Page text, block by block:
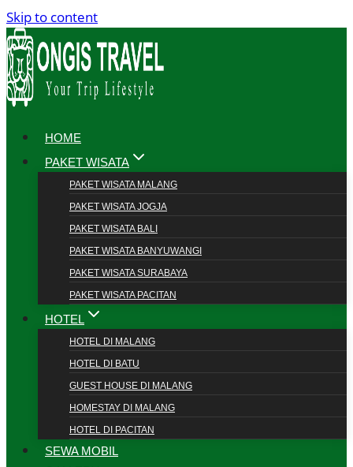
Skip to content
HOME
PAKET WISATA
PAKET WISATA MALANG
PAKET WISATA JOGJA
PAKET WISATA BALI
PAKET WISATA BANYUWANGI
PAKET WISATA SURABAYA
PAKET WISATA PACITAN
HOTEL
HOTEL DI MALANG
HOTEL DI BATU
GUEST HOUSE DI MALANG
HOMESTAY DI MALANG
HOTEL DI PACITAN
SEWA MOBIL